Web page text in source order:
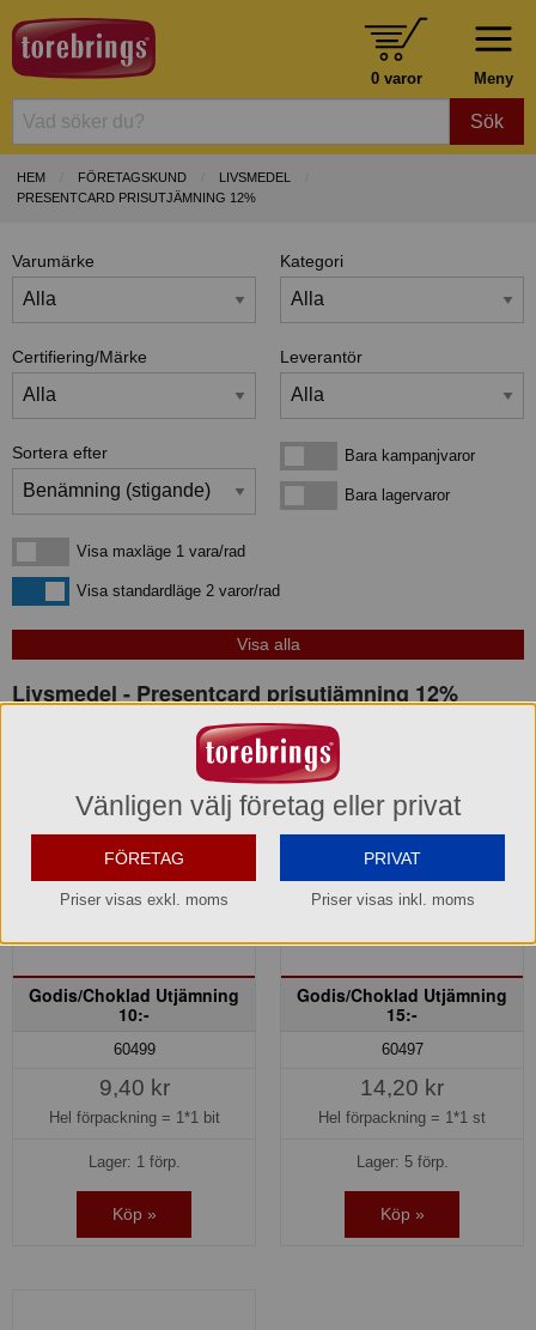
Meny
0 varor
Sök
HEM FÖRETAGSKUND
LIVSMEDEL
PRESENTCARD PRISUTJÄMNING 12%
Varumärke Kategori
Certifiering/Märke Leverantör
Sortera efter Bara kampanjvarorBara kampanjvaror
Bara lagervarorBara lagervaror
Visa maxläge 1 vara/rad
Visa maxläge 1 vara/rad
Visa standardlägeVisa standardläge 2 varor/rad
Livsmedel - Presentcard prisutjämning 12%
Godis/Choklad Utjämning
10:-
60499
9,40 kr
Hel förpackning = 1*1 bit
Lager: 1 förp.
Köp »
Godis/Choklad Utjämning
15:-
60497
14,20 kr
Hel förpackning = 1*1 st
Lager: 5 förp.
Köp »
Vänligen välj företag eller privat
FÖRETAG
Priser visas exkl. moms
PRIVAT
Priser visas inkl. moms